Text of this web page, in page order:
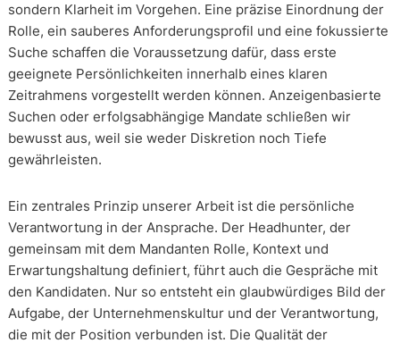
sondern Klarheit im Vorgehen. Eine präzise Einordnung der
Rolle, ein sauberes Anforderungsprofil und eine fokussierte
Suche schaffen die Voraussetzung dafür, dass erste
geeignete Persönlichkeiten innerhalb eines klaren
Zeitrahmens vorgestellt werden können. Anzeigenbasierte
Suchen oder erfolgsabhängige Mandate schließen wir
bewusst aus, weil sie weder Diskretion noch Tiefe
gewährleisten.
Ein zentrales Prinzip unserer Arbeit ist die persönliche
Verantwortung in der Ansprache. Der Headhunter, der
gemeinsam mit dem Mandanten Rolle, Kontext und
Erwartungshaltung definiert, führt auch die Gespräche mit
den Kandidaten. Nur so entsteht ein glaubwürdiges Bild der
Aufgabe, der Unternehmenskultur und der Verantwortung,
die mit der Position verbunden ist. Die Qualität der